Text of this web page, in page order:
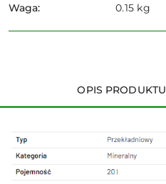
Waga: 0.15 kg
OPIS PRODUKTU